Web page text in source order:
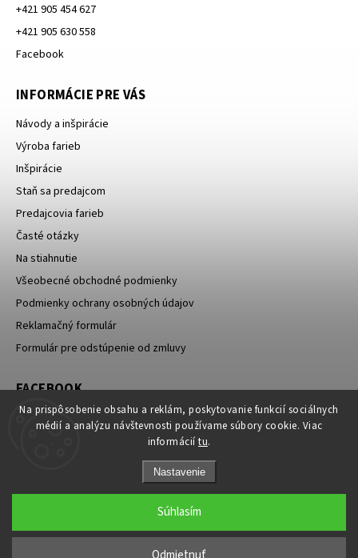
Na prispôsobenie obsahu a reklám, poskytovanie funkcií sociálnych
médií a analýzu návštevnosti používame súbory cookie. Viac
informácií tu.
Nastavenie
Súhlasím
+421 905 454 627
+421 905 630 558
Facebook
INFORMÁCIE PRE VÁS
Návody a inšpirácie
Výroba farieb
Inšpirácie
Staň sa predajcom
Predajcovia farieb
Časté otázky
Na stiahnutie
Všeobecné obchodné podmienky
Podmienky ochrany osobných údajov
Reklamačný formulár
Formulár pre odstúpenie od zmluvy
FACEBOOK
Upraviť nastavenie cookies